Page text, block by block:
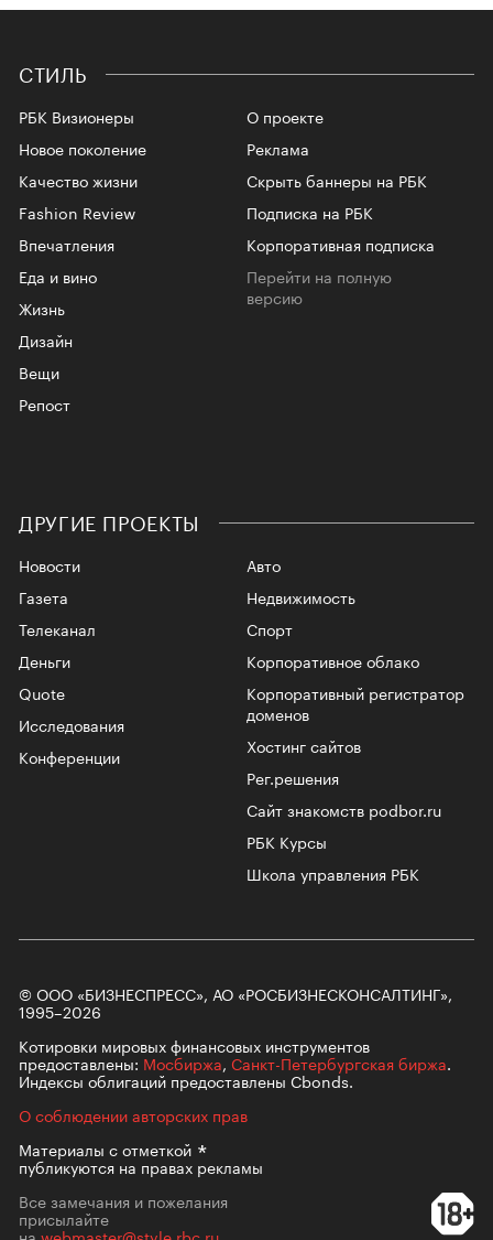
СТИЛЬ
РБК Визионеры
Новое поколение
Качество жизни
Fashion Review
Впечатления
Еда и вино
Жизнь
Дизайн
Вещи
Репост
О проекте
Реклама
Скрыть баннеры на РБК
Подписка на РБК
Корпоративная подписка
Перейти на полную
версию
ДРУГИЕ ПРОЕКТЫ
Новости
Газета
Телеканал
Авто
Недвижимость
Спорт
Корпоративное облако
Корпоративный регистратор
доменов
Хостинг сайтов
Рег.решения
Сайт знакомств podbor.ru
РБК Курсы
Школа управления РБК
Деньги
Quote
Исследования
Конференции
© ООО «БИЗНЕСПРЕСС», АО «РОСБИЗНЕСКОНСАЛТИНГ»,
1995–2026
Котировки мировых финансовых инструментов
предоставлены: Мосбиржа, Санкт-Петербургская биржа.
Индексы облигаций предоставлены Cbonds.
О соблюдении авторских прав
Материалы сотметкой
публикуются на правах рекламы
Все замечания и пожелания
присылайте